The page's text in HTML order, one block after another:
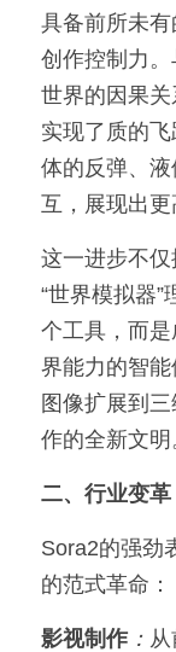
具备前所未
创作控制力
世界的因果
实现了质的
体的反弹、
互，展现出更
这一进步不
“世界模拟器
个工具，而
界能力的智
图像扩展到
作的全新文明
二、行业变
Sora2的强劲
的范式革命：
影视制作：